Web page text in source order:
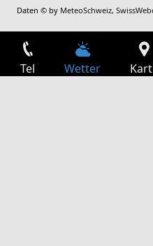
Daten © by MeteoSchweiz,
Tel Wetter